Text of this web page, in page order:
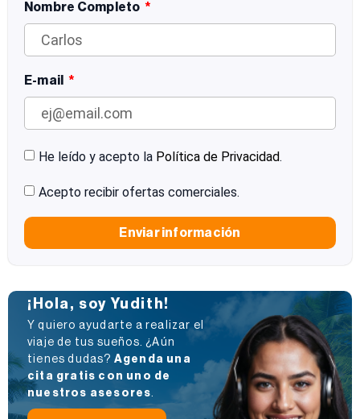
Nombre Completo
E-mail
He leído y acepto la Política de Privacidad.
Acepto recibir ofertas comerciales.
Enviar información
¡Hola, soy Yudith!
Y quiero ayudarte a realizar el
viaje de tus sueños. ¿Aún
tienes dudas? Agenda una
cita gratis con uno de
nuestros asesores